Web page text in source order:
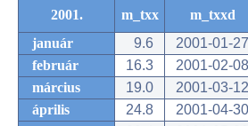
2001. m_txx
m_txxd
január
9.6
2001-01-27
február
16.3
2001-02-08
március
19.0
2001-03-12
április
24.8
2001-04-30